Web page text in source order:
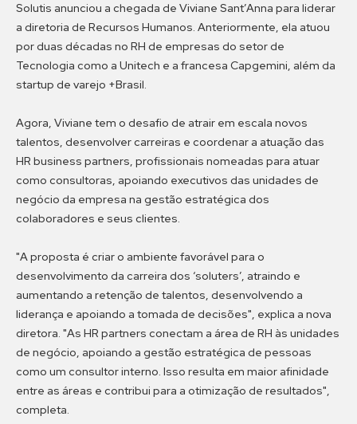
Solutis anunciou a chegada de Viviane Sant’Anna para liderar
a diretoria de Recursos Humanos. Anteriormente, ela atuou
por duas décadas no RH de empresas do setor de
Tecnologia como a Unitech e a francesa Capgemini, além da
startup de varejo +Brasil.
Agora, Viviane tem o desafio de atrair em escala novos
talentos, desenvolver carreiras e coordenar a atuação das
HR business partners, profissionais nomeadas para atuar
como consultoras, apoiando executivos das unidades de
negócio da empresa na gestão estratégica dos
colaboradores e seus clientes.
"A proposta é criar o ambiente favorável para o
desenvolvimento da carreira dos ‘soluters’, atraindo e
aumentando a retenção de talentos, desenvolvendo a
liderança e apoiando a tomada de decisões", explica a nova
diretora. "As HR partners conectam a área de RH às unidades
de negócio, apoiando a gestão estratégica de pessoas
como um consultor interno. Isso resulta em maior afinidade
entre as áreas e contribui para a otimização de resultados",
completa.